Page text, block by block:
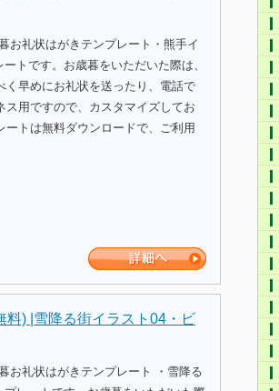
お礼状はがきテンプレート・熊手イ
トです。お歳暮をいただいた際は、
早めにお礼状を送ったり、電話で
用ですので、カスタマイズしてお
トは無料ダウンロードで、ご利用
料) |雪降る街イラスト04・ビ
お礼状はがきテンプレート ・雪降る